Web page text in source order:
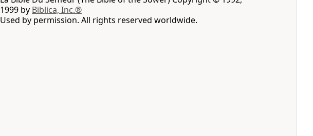
1999 by Biblica, Inc.®
Used by permission. All rights reserved worldwide.